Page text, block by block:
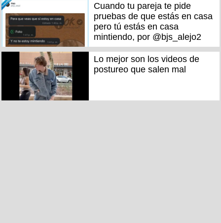
Cuando tu pareja te pide
pruebas de que estás en casa
pero tú estás en casa
mintiendo, por @bjs_alejo2
Lo mejor son los videos de
postureo que salen mal